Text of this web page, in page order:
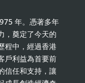
年。憑著多年
，奠定了今天的
程中，經過香港
戶利益為首要前
信任和支持，讓